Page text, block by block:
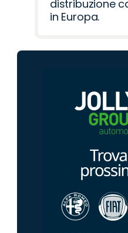
distribuzione
in Europa.